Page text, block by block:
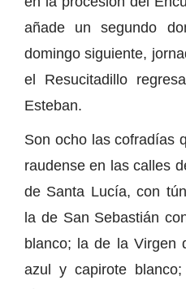
añade un segundo
domingo siguiente,
el Resucitadillo
Esteban.
Son ocho las cofradías
raudense en las calles
de Santa Lucía, con
la de San Sebastián
blanco; la de la Virgen
azul y capirote